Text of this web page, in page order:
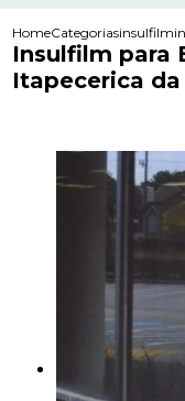
HomeCategoriasinsulfilm
Insulfilm para
Itapecerica da